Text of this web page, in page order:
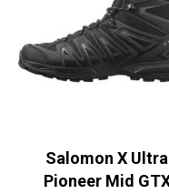
Salomon X Ultra
Pioneer Mid GTX